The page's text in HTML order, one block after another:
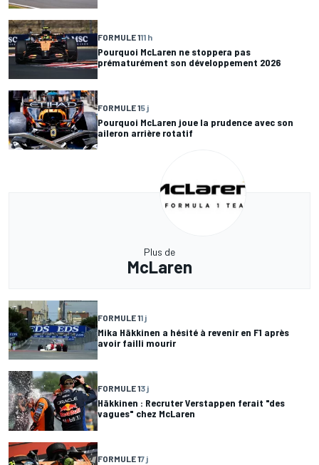
FORMULE 111 h
Pourquoi McLaren ne stoppera pas
prématurément son développement 2026
FORMULE 15 j
Pourquoi McLaren joue la prudence avec son
aileron arrière rotatif
Plus de
McLaren
FORMULE 11 j
Mika Häkkinen a hésité à revenir en F1 après
avoir failli mourir
FORMULE 13 j
Häkkinen : Recruter Verstappen ferait "des
vagues" chez McLaren
FORMULE 17 j